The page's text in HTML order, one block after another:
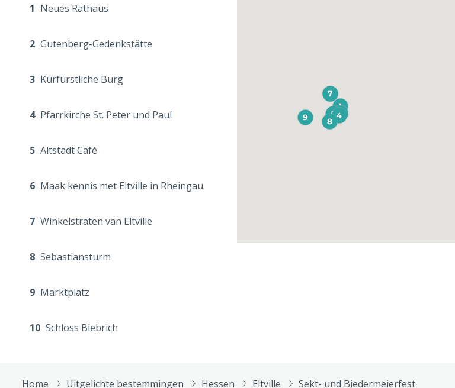
1 Neues Rathaus
2 Gutenberg-Gedenkstätte
3 Kurfürstliche Burg
4 Pfarrkirche St. Peter und Paul
5 Altstadt Café
6 Maak kennis met Eltville in Rheingau
7 Winkelstraten van Eltville
8 Sebastiansturm
9 Marktplatz
10 Schloss Biebrich
Home Uitgelichte bestemmingen Hessen Eltville Sekt- und Biedermeierfest